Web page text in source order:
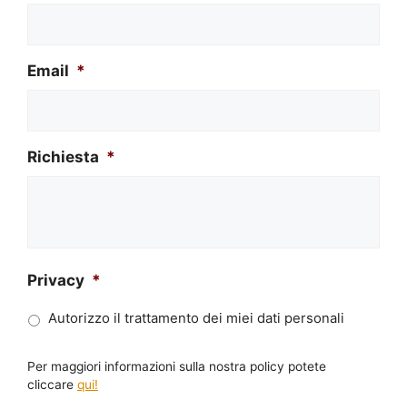
Email *
Richiesta *
Privacy *
Autorizzo il trattamento dei miei dati personali
Per maggiori informazioni sulla nostra policy potete
cliccare qui!